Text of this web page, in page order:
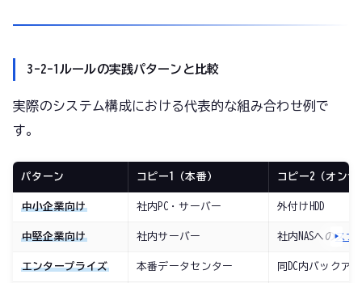
3-2-1ルールの実践パターンと比較
実際のシステム構成における代表的な組み合わせ例で
す。
パターン コピー1（本番） コピー2（オンサ
中小企業向け 社内PC・サーバー 外付けHDD
中堅企業向け 社内サーバー 社内NASへのスナ
エンタープライズ 本番データセンター 同DC内バックア